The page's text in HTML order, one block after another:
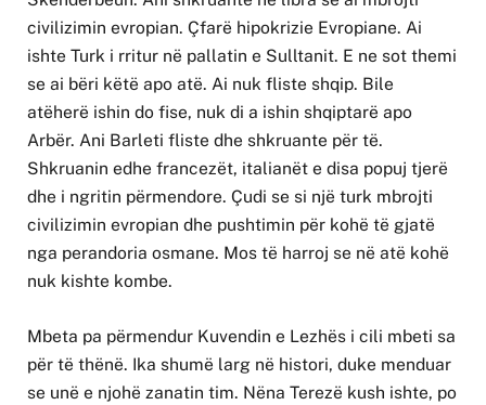
civilizimin evropian. Çfarë hipokrizie Evropiane. Ai
ishte Turk i rritur në pallatin e Sulltanit. E ne sot themi
se ai bëri këtë apo atë. Ai nuk fliste shqip. Bile
atëherë ishin do fise, nuk di a ishin shqiptarë apo
Arbër. Ani Barleti fliste dhe shkruante për të.
Shkruanin edhe francezët, italianët e disa popuj tjerë
dhe i ngritin përmendore. Çudi se si një turk mbrojti
civilizimin evropian dhe pushtimin për kohë të gjatë
nga perandoria osmane. Mos të harroj se në atë kohë
nuk kishte kombe.
Mbeta pa përmendur Kuvendin e Lezhës i cili mbeti sa
për të thënë. Ika shumë larg në histori, duke menduar
se unë e njohë zanatin tim. Nëna Terezë kush ishte, po